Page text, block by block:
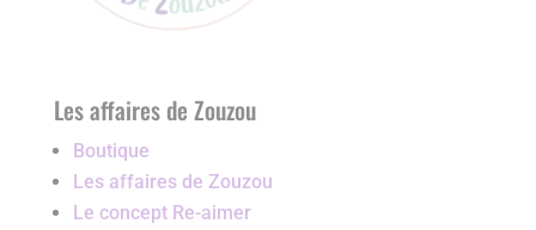
Les affaires de Zouzou
Boutique
Les affaires de Zouzou
Le concept Re-aimer